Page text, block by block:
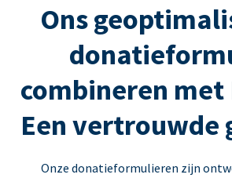
Ons
combineren met
Een vertrouwde
Onze donatieformulieren zijn